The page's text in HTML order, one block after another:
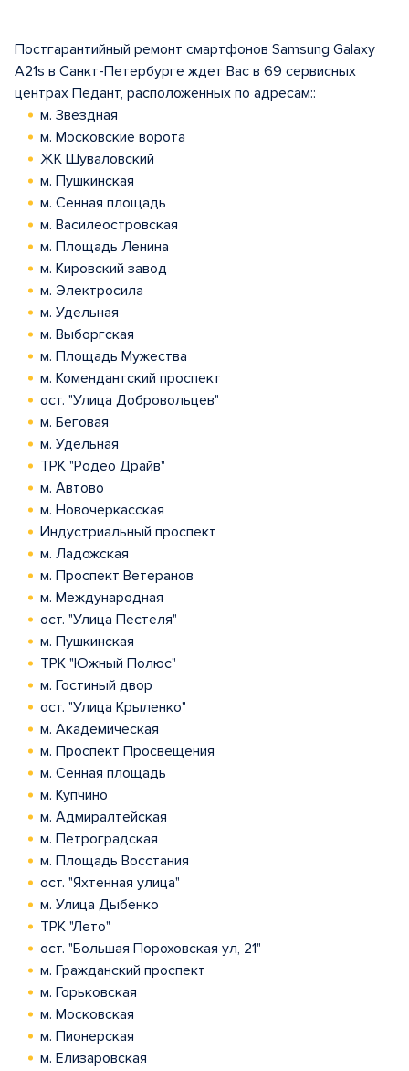
Постгарантийный ремонт смартфонов Samsung Galaxy
A21s в Санкт-Петербурге ждет Вас в 69 сервисных
центрах Педант, расположенных по адресам::
м. Звездная
м. Московские ворота
ЖК Шуваловский
м. Пушкинская
м. Сенная площадь
м. Василеостровская
м. Площадь Ленина
м. Кировский завод
м. Электросила
м. Удельная
м. Выборгская
м. Площадь Мужества
м. Комендантский проспект
ост. "Улица Добровольцев"
м. Беговая
м. Удельная
ТРК "Родео Драйв"
м. Автово
м. Новочеркасская
Индустриальный проспект
м. Ладожская
м. Проспект Ветеранов
м. Международная
ост. "Улица Пестеля"
м. Пушкинская
ТРК "Южный Полюс"
м. Гостиный двор
ост. "Улица Крыленко"
м. Академическая
м. Проспект Просвещения
м. Сенная площадь
м. Купчино
м. Адмиралтейская
м. Петроградская
м. Площадь Восстания
ост. "Яхтенная улица"
м. Улица Дыбенко
ТРК "Лето"
ост. "Большая Пороховская ул, 21"
м. Гражданский проспект
м. Горьковская
м. Московская
м. Пионерская
м. Елизаровская